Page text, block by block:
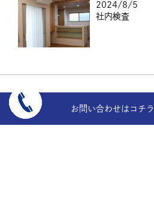
お問い合わせはコチラ
2024/8/5
社内検査